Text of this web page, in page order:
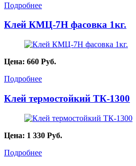
Подробнее
Клей КМЦ-7Н фасовка 1кг.
Цена: 660 Руб.
Подробнее
Клей термостойкий ТК-1300
Цена: 1 330 Руб.
Подробнее